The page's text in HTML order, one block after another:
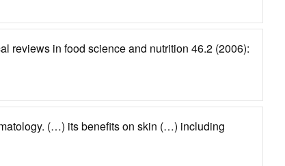
reviews in food science and nutrition 46.2 (2006):
(…) its benefits on skin (…) including